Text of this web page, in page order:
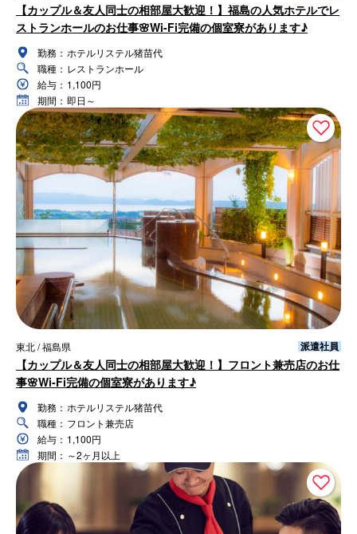
【カップル＆友人同士の相部屋大歓迎！】福島の人気ホテルでレ
ストランホールのお仕事🌸Wi-Fi完備の個室寮があります♪
勤務： ホテルリステル猪苗代
職種： レストランホール
給与： 1,100円
期間： 即日～
東北 / 福島県 派遣社員
【カップル＆友人同士の相部屋大歓迎！】フロント兼売店のお仕
事🌸Wi-Fi完備の個室寮があります♪
勤務： ホテルリステル猪苗代
職種： フロント兼売店
給与： 1,100円
期間： ～2ヶ月以上